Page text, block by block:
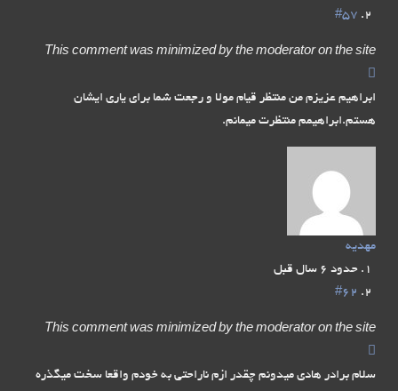
#57
This comment was minimized by the moderator on the site
ابراهیم عزیزم من منتظر قیام مولا و رجعت شما برای یاری ایشان
هستم.ابراهیمم منتظرت میمانم.
مهدیه
حدود 6 سال قبل
#62
This comment was minimized by the moderator on the site
سلام برادر هادی میدونم چقدر ازم ناراحتی به خودم واقعا سخت میگذره